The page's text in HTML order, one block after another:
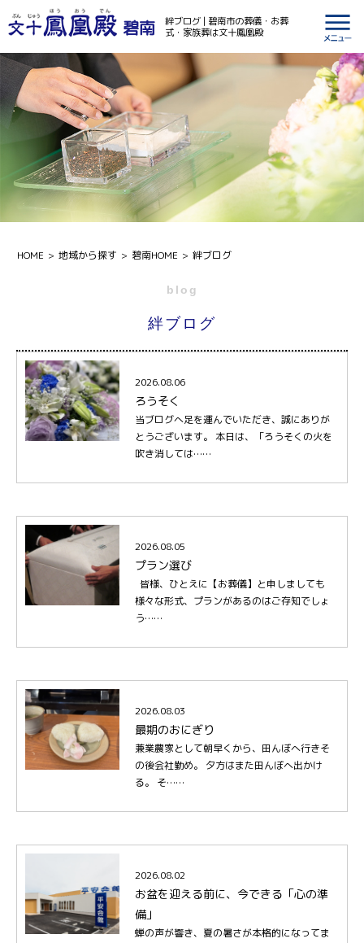
碧南
絆ブログ | 碧南市の葬儀・お葬
式・家族葬は文十鳳凰殿
HOME 地域から探す 碧南HOME 絆ブログ
blog
絆ブログ
2026.08.06
ろうそく
当ブログへ足を運んでいただき、誠にありが
とうございます。 本日は、「ろうそくの火を
吹き消しては……
2026.08.05
プラン選び
皆様、ひとえに【お葬儀】と申しましても
様々な形式、プランがあるのはご存知でしょ
う……
2026.08.03
最期のおにぎり
兼業農家として朝早くから、田んぼへ行きそ
の後会社勤め。 夕方はまた田んぼへ出かけ
る。 そ……
2026.08.02
お盆を迎える前に、今できる「心の準
備」
蝉の声が響き、夏の暑さが本格的になってま